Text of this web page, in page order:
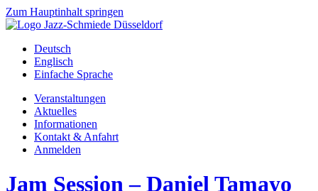
Zum Hauptinhalt springen
Deutsch
Englisch
Einfache Sprache
Veranstaltungen
Aktuelles
Informationen
Kontakt & Anfahrt
Anmelden
Jam Session – Daniel Tamayo